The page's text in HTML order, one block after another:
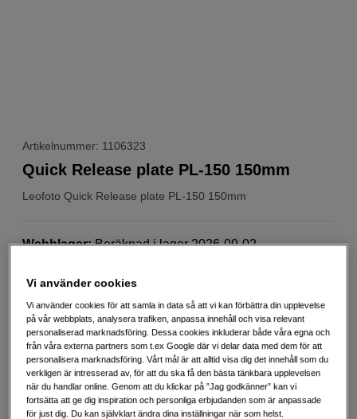
Artikelnummer: 1106323
Leofoto Quick Release plate PL-150 150mm
Quick Release plate PL-150 150mm
Webblager:Beräknad i lager 2026-09-02
299 SEK
Handla tryggt med delbetalning eller faktura Info
Antal
Lägg i kundvagn
Vi använder cookies
Vi använder cookies för att samla in data så att vi kan förbättra din upplevelse
på vår webbplats, analysera trafiken, anpassa innehåll och visa relevant
personaliserad marknadsföring. Dessa cookies inkluderar både våra egna och
från våra externa partners som t.ex Google där vi delar data med dem för att
personalisera marknadsföring. Vårt mål är att alltid visa dig det innehåll som du
verkligen är intresserad av, för att du ska få den bästa tänkbara upplevelsen
när du handlar online. Genom att du klickar på ”Jag godkänner” kan vi
fortsätta att ge dig inspiration och personliga erbjudanden som är anpassade
för just dig. Du kan självklart ändra dina inställningar när som helst.